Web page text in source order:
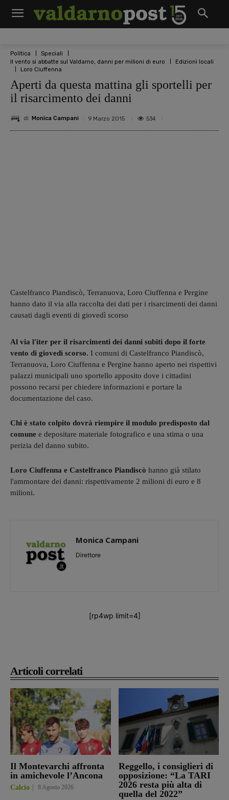
Politica
Speciali
Il vento si abbatte sul Valdarno, danni per milioni di euro
Edizioni locali
Loro Ciuffenna
Aperti da questa mattina gli sportelli per
il risarcimento dei danni
di Monica Campani 9 Marzo 2015 534
Articoli correlati
Il Montevarchi affronta
in amichevole l’Ancona
Calcio 8 Agosto 2026
Reggello, i consiglieri di
opposizione: “La TARI
2026 resta più alta di
quella del 2022”
Castelfranco Piandiscò, Terranuova, Loro Ciuffenna e Pergine
hanno dato il via alla raccolta dei dati per i risarcimenti dei danni
causati dagli eventi di giovedì scorso
Al via l'iter per il risarcimenti dei danni subiti dopo il forte
vento di giovedì scorso. I comuni di Castelfranco Piandiscò,
Terranuova, Loro Ciuffenna e Pergine hanno aperto nei rispettivi
palazzi municipali uno sportello apposito dove i cittadini
possono recarsi per chiedere informazioni e portare la
documentazione del caso.
Chi è stato colpito dovrà riempire il modulo predisposto dal
comune e depositare materiale fotografico e una stima o una
perizia del danno subito.
Loro Ciuffenna e Castelfranco Piandiscò hanno già stilato
l'ammontare dei danni: rispettivamente 2 milioni di euro e 8
milioni.
Monica Campani
Direttore
[rp4wp limit=4]